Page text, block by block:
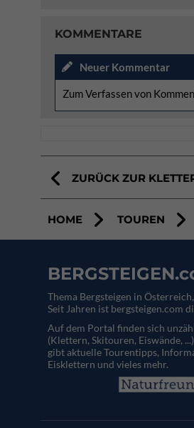
KOMMENTARE
Neuer Kommentar
Zum Verfassen von
ZURÜCK ZUR
HOME TOUREN
Thema Bergsteigen in
Seit Jahren ist bergsteigen.com
Auf dem Portal finden sich
(Klettern, Skitouren, Eiswände,
gibt aktuelle Tourentipps,
Eisklettern und vieles mehr.